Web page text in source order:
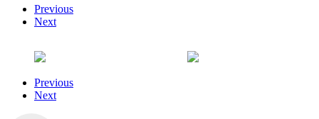
Previous
Next
Previous
Next